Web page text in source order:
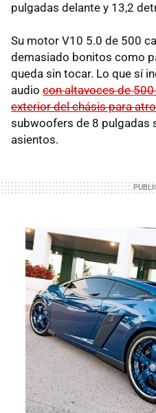
pulgadas delante y 13,2
Su motor V10 5.0 de 500
demasiado bonitos como
queda sin tocar. Lo que sí
audio con altavoces de
exterior del chásis para
subwoofers de 8 pulgadas
asientos.